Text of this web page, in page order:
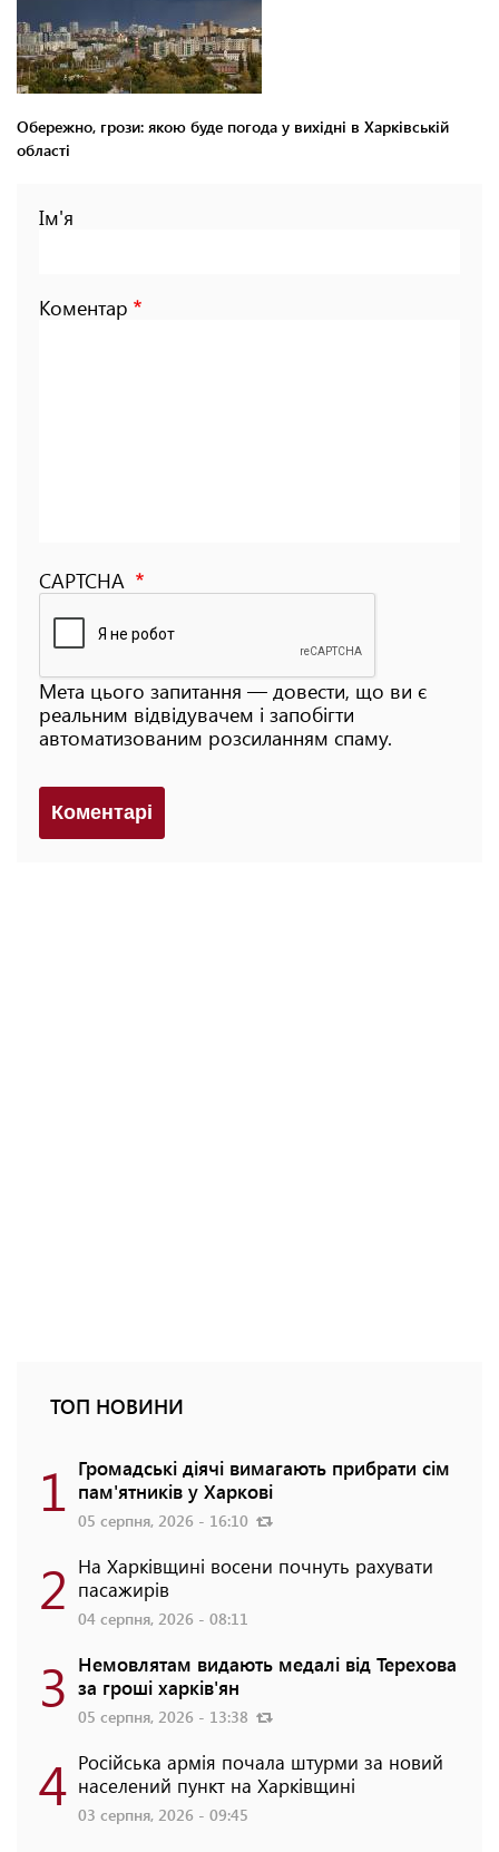
Обережно, грози: якою буде погода у вихідні в Харківській
області
Ім'я
Коментар
CAPTCHA
Мета цього запитання — довести, що ви є
реальним відвідувачем і запобігти
автоматизованим розсиланням спаму.
Коментарi
ТОП НОВИНИ
1 Громадські діячі вимагають прибрати сім
пам'ятників у Харкові
05 серпня, 2026 - 16:10
2 На Харківщині восени почнуть рахувати
пасажирів
04 серпня, 2026 - 08:11
3 Немовлятам видають медалі від Терехова
за гроші харків'ян
05 серпня, 2026 - 13:38
4 Російська армія почала штурми за новий
населений пункт на Харківщині
03 серпня, 2026 - 09:45